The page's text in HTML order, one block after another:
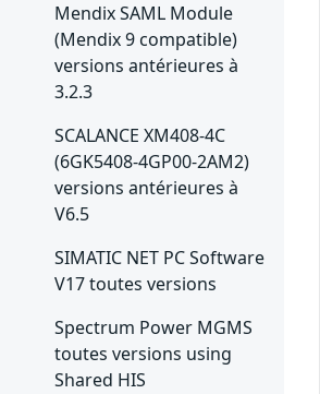
Mendix SAML Module
(Mendix 9 compatible)
versions antérieures à
3.2.3
SCALANCE XM408-4C
(6GK5408-4GP00-2AM2)
versions antérieures à
V6.5
SIMATIC NET PC Software
V17 toutes versions
Spectrum Power MGMS
toutes versions using
Shared HIS